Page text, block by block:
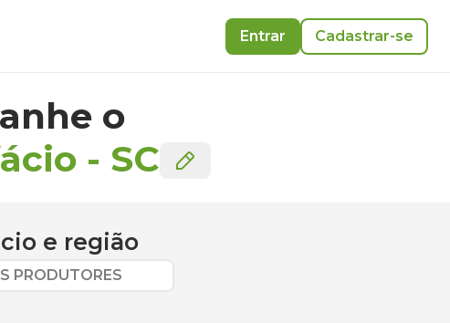
Entrar Cadastrar-se
o
- SC
e região
PRODUTORES